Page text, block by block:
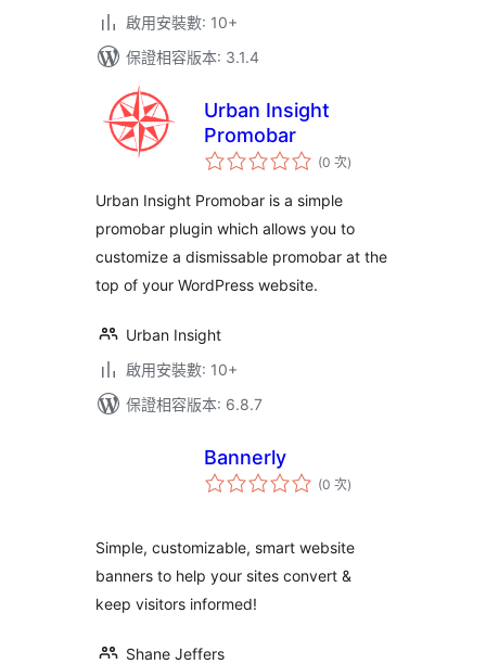
啟用安裝數: 10+
保證相容版本: 3.1.4
Urban Insight
Promobar
(0 次評
分)
Urban Insight Promobar is a simple
promobar plugin which allows you to
customize a dismissable promobar at the
top of your WordPress website.
Urban Insight
啟用安裝數: 10+
保證相容版本: 6.8.7
Bannerly
(0 次評
分)
Simple, customizable, smart website
banners to help your sites convert &
keep visitors informed!
Shane Jeffers